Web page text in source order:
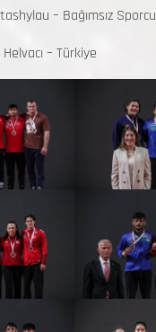
– Bağımsız Sporcu
– Türkiye